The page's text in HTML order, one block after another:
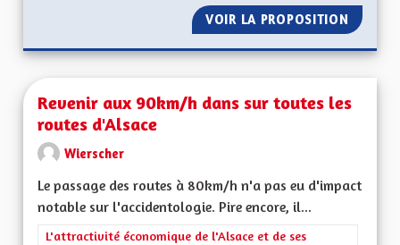
VOIR LA PROPOSITION
Revenir aux 90km/h dans sur toutes les
routes d'Alsace
Wierscher
Le passage des routes à 80km/h n'a pas eu d'impact
notable sur l'accidentologie. Pire encore, il...
Filtrer les résultats de la catégorie : L'attractivité
L'attractivité économique de l'Alsace et de ses